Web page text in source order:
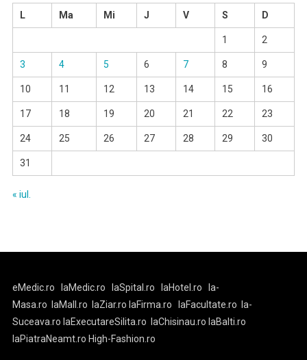
L
Ma Mi J V S D
1 2
3 4 5 6 7 8 9
10 11 12 13 14 15 16
17 18 19 20 21 22 23
24 25 26 27 28 29 30
31
« iul.
eMedic.ro laMedic.ro laSpital.ro laHotel.ro
la-
Masa.ro
laMall.ro laZiar.ro laFirma.ro laFacultate.ro
la-
Suceava.ro laExecutareSilita.ro laChisinau.ro laBalti.ro
laPiatraNeamt.ro High-Fashion.ro